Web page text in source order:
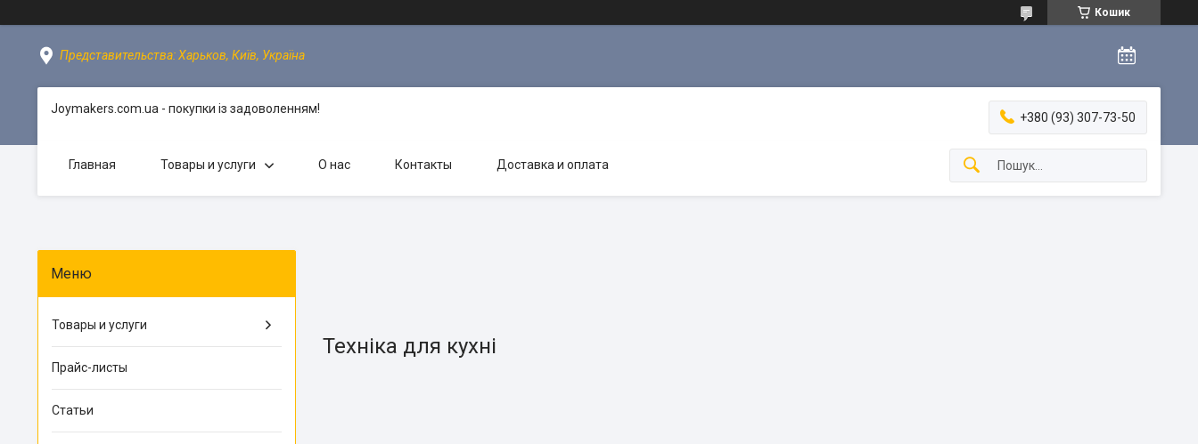
Кошик
Представительства: Харьков, Київ, Україна
Joymakers.com.ua - покупки із задоволенням!
+380 (93) 307-73-50
Главная Товары и услуги О нас Контакты Доставка и оплата
Техніка для кухні
Товары и услуги
Прайс-листы
Статьи